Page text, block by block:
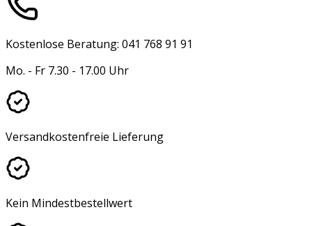
Kostenlose Beratung: 041 768 91 91
Mo. - Fr 7.30 - 17.00 Uhr
Versandkostenfreie Lieferung
Kein Mindestbestellwert